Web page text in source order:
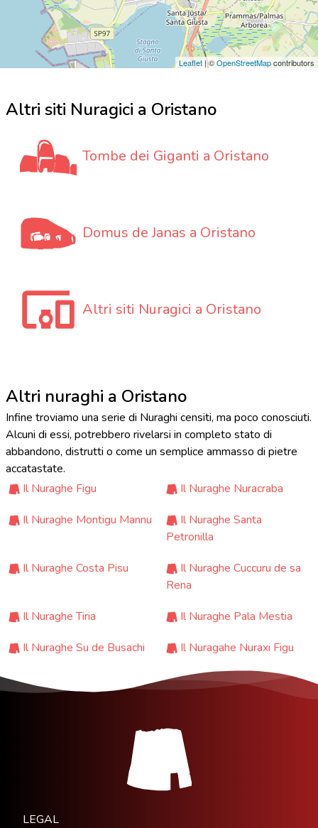
Leaflet | ©OpenStreetMapcontributors
Altri siti Nuragici a Oristano
Tombe dei Giganti a Oristano
Domus de Janas a Oristano
Altri siti Nuragici a Oristano
Altri nuraghi a Oristano
Infine troviamo una serie di Nuraghi censiti, ma poco conosciuti.
Alcuni di essi, potrebbero rivelarsi in completo stato di
abbandono, distrutti o come un semplice ammasso di pietre
accatastate.
Il Nuraghe Figu
Il Nuraghe Nuracraba
Il Nuraghe Montigu Mannu
Il Nuraghe Santa
Petronilla
Il Nuraghe Costa Pisu
Il Nuraghe Cuccuru de sa
Rena
Il Nuraghe Tiria
Il Nuraghe Pala Mestia
Il Nuraghe Su de Busachi
Il Nuragahe Nuraxi Figu
LEGAL